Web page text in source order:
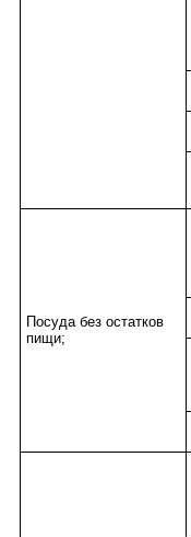
Посуда без остатков
пищи;